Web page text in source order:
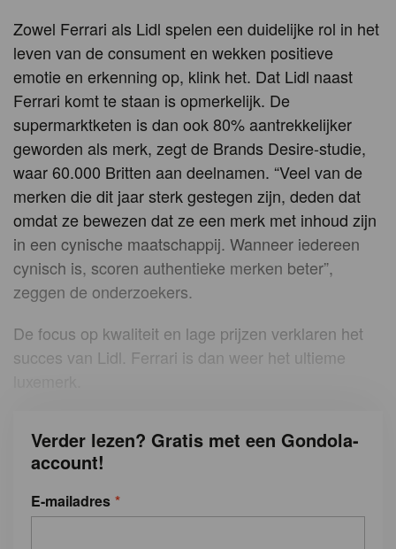
Zowel Ferrari als Lidl spelen een duidelijke rol in het
leven van de consument en wekken positieve
emotie en erkenning op, klink het. Dat Lidl naast
Ferrari komt te staan is opmerkelijk. De
supermarktketen is dan ook 80% aantrekkelijker
geworden als merk, zegt de Brands Desire-studie,
waar 60.000 Britten aan deelnamen. “Veel van de
merken die dit jaar sterk gestegen zijn, deden dat
omdat ze bewezen dat ze een merk met inhoud zijn
in een cynische maatschappij. Wanneer iedereen
cynisch is, scoren authentieke merken beter”,
zeggen de onderzoekers.
De focus op kwaliteit en lage prijzen verklaren het
succes van Lidl. Ferrari is dan weer het ultieme
Verder lezen? Gratis met een Gondola-
account!
E-mailadres